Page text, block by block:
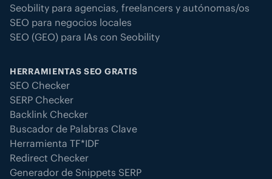
Seobility para agencias, freelancers y autónomas/os
SEO para negocios locales
SEO (GEO) para IAs con Seobility
HERRAMIENTAS SEO GRATIS
SEO Checker
SERP Checker
Backlink Checker
Buscador de Palabras Clave
Herramienta TF*IDF
Redirect Checker
Generador de Snippets SERP